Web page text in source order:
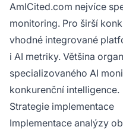
AmICited.com nejvíce
monitoring. Pro širší
vhodné integrované
i AI metriky. Většina
specializovaného AI
konkurenční intelligence.
Strategie implementace
Implementace analýzy